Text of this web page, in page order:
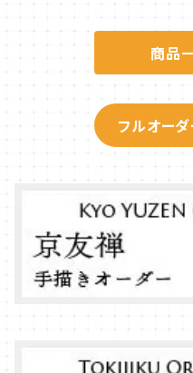
商品
フルオー